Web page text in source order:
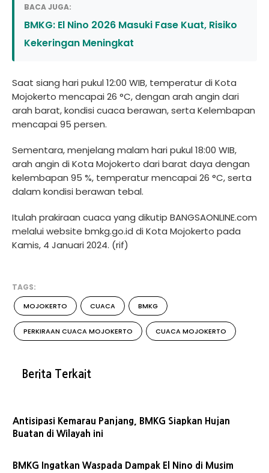
BACA JUGA:
BMKG: El Nino 2026 Masuki Fase Kuat, Risiko
Kekeringan Meningkat
Saat siang hari pukul 12:00 WIB, temperatur di Kota
Mojokerto mencapai 26 °C, dengan arah angin dari
arah barat, kondisi cuaca berawan, serta Kelembapan
mencapai 95 persen.
Sementara, menjelang malam hari pukul 18:00 WIB,
arah angin di Kota Mojokerto dari barat daya dengan
kelembapan 95 %, temperatur mencapai 26 °C, serta
dalam kondisi berawan tebal.
Itulah prakiraan cuaca yang dikutip BANGSAONLINE.com
melalui website bmkg.go.id di Kota Mojokerto pada
Kamis, 4 Januari 2024. (rif)
TAGS:
MOJOKERTO CUACA BMKG
PERKIRAAN CUACA MOJOKERTO CUACA MOJOKERTO
Berita Terkait
Antisipasi Kemarau Panjang, BMKG Siapkan Hujan
Buatan di Wilayah ini
BMKG Ingatkan Waspada Dampak El Nino di Musim